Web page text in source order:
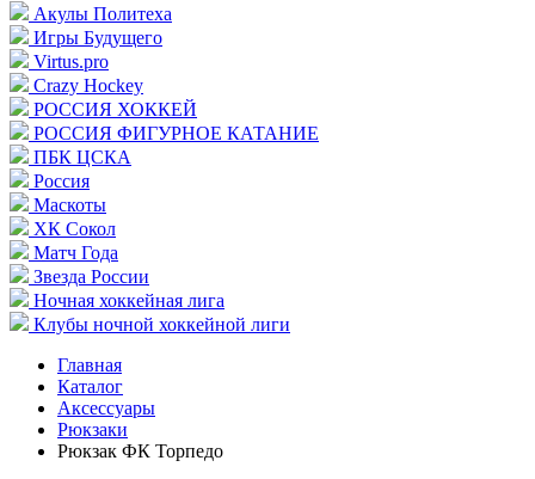
Акулы Политеха
Игры Будущего
Virtus.pro
Crazy Hockey
РОССИЯ ХОККЕЙ
РОССИЯ ФИГУРНОЕ КАТАНИЕ
ПБК ЦСКА
Россия
Маскоты
ХК Сокол
Матч Года
Звезда России
Ночная хоккейная лига
Клубы ночной хоккейной лиги
Главная
Каталог
Аксессуары
Рюкзаки
Рюкзак ФК Торпедо